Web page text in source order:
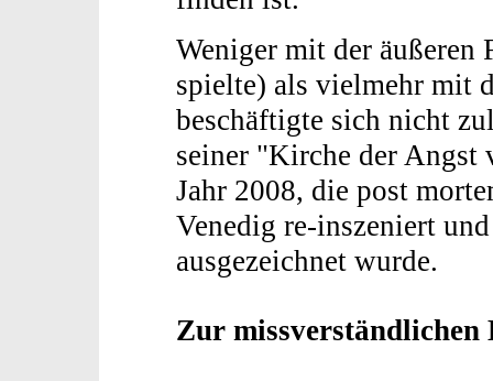
Weniger mit der
spielte) als vielmehr mit
beschäftigte sich nicht
seiner "Kirche der Angst
Jahr 2008, die post
Venedig re-inszeniert
ausgezeichnet wurde.
Zur missverständlichen